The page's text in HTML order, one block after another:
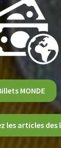
MONDE
les articles des